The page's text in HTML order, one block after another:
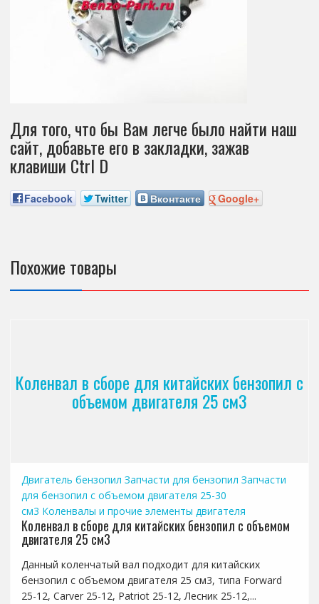
Для того, что бы Вам легче было найти наш
сайт, добавьте его в закладки, зажав
клавиши Ctrl D
Facebook Twitter Вконтакте Google+
Похожие товары
Коленвал в сборе для китайских бензопил с
объемом двигателя 25 см3
Двигатель бензопил Запчасти для бензопил Запчасти
для бензопил с объемом двигателя 25-30
см3 Коленвалы и прочие элементы двигателя
Коленвал в сборе для китайских бензопил с объемом
двигателя 25 см3
Данный коленчатый вал подходит для китайских
бензопил с объемом двигателя 25 см3, типа Forward
25-12, Carver 25-12, Patriot 25-12, Лесник 25-12,...